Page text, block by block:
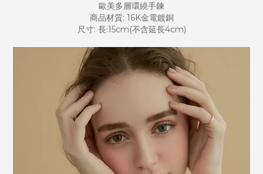
歐美多層環繞手鍊
商品材質: 16K金電鍍銅
尺寸: 長:15cm(不含延長4cm)